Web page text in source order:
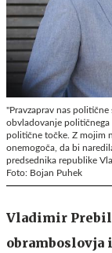
"Pravzaprav nas
obvladovanje političnega
politične točke. Z mojim
onemogoča, da bi
predsednika republike
Foto: Bojan Puhek
Vladimir
obramboslovja